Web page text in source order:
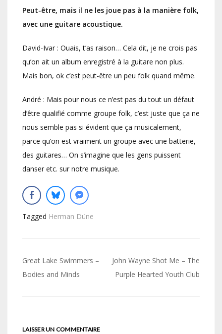
Peut-être, mais il ne les joue pas à la manière folk,
avec une guitare acoustique.
David-Ivar : Ouais, t’as raison… Cela dit, je ne crois pas
qu’on ait un album enregistré à la guitare non plus.
Mais bon, ok c’est peut-être un peu folk quand même.
André : Mais pour nous ce n’est pas du tout un défaut
d’être qualifié comme groupe folk, c’est juste que ça ne
nous semble pas si évident que ça musicalement,
parce qu’on est vraiment un groupe avec une batterie,
des guitares… On s’imagine que les gens puissent
danser etc. sur notre musique.
Tagged Herman Düne
Navigation
de
Great Lake Swimmers –
Bodies and Minds
John Wayne Shot Me – The
Purple Hearted Youth Club
LAISSER UN COMMENTAIRE